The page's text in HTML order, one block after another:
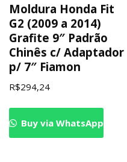
Moldura Honda Fit
G2 (2009 a 2014)
Grafite 9″ Padrão
Chinês c/ Adaptador
p/ 7″ Fiamon
R$294,24
Buy via WhatsApp